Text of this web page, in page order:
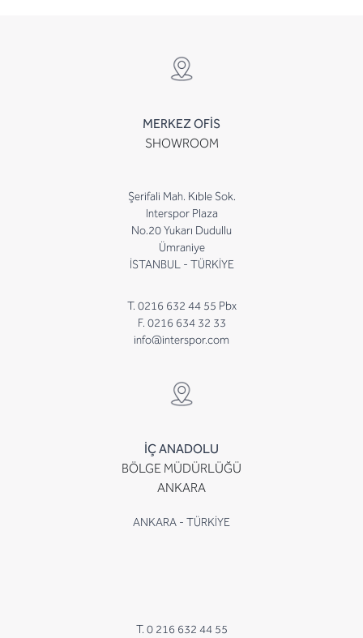
MERKEZ OFİS
SHOWROOM
Şerifali Mah. Kıble Sok.
Interspor Plaza
No.20 Yukarı Dudullu
Ümraniye
İSTANBUL - TÜRKİYE
T. 0216 632 44 55 Pbx
F. 0216 634 32 33
info@interspor.com
İÇ ANADOLU
BÖLGE MÜDÜRLÜĞÜ
ANKARA
ANKARA - TÜRKİYE
T. 0 216 632 44 55